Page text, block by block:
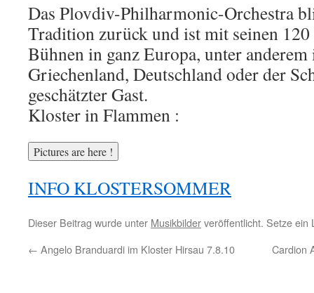
Das Plovdiv-Philharmonic-Orchestra
Tradition zurück und ist mit seinen
Bühnen in ganz Europa, unter
Griechenland, Deutschland oder der
geschätzter Gast.
Kloster in Flammen :
INFO KLOSTERSOMMER
Dieser Beitrag wurde unter Musikbilderveröffentlicht. Setze
← Angelo Branduardi im Kloster Hirsau 7.8.10 Cardion